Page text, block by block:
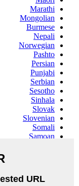
Marathi
Mongolian
Burmese
Nepali
Norwegian
Pashto
Persian
Punjabi
Serbian
Sesotho
Sinhala
Slovak
Slovenian
Somali
Samoan
Swahili